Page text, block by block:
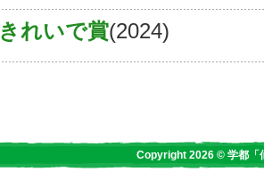
きれいで賞(2024)
Copyright 2026 © 学都「